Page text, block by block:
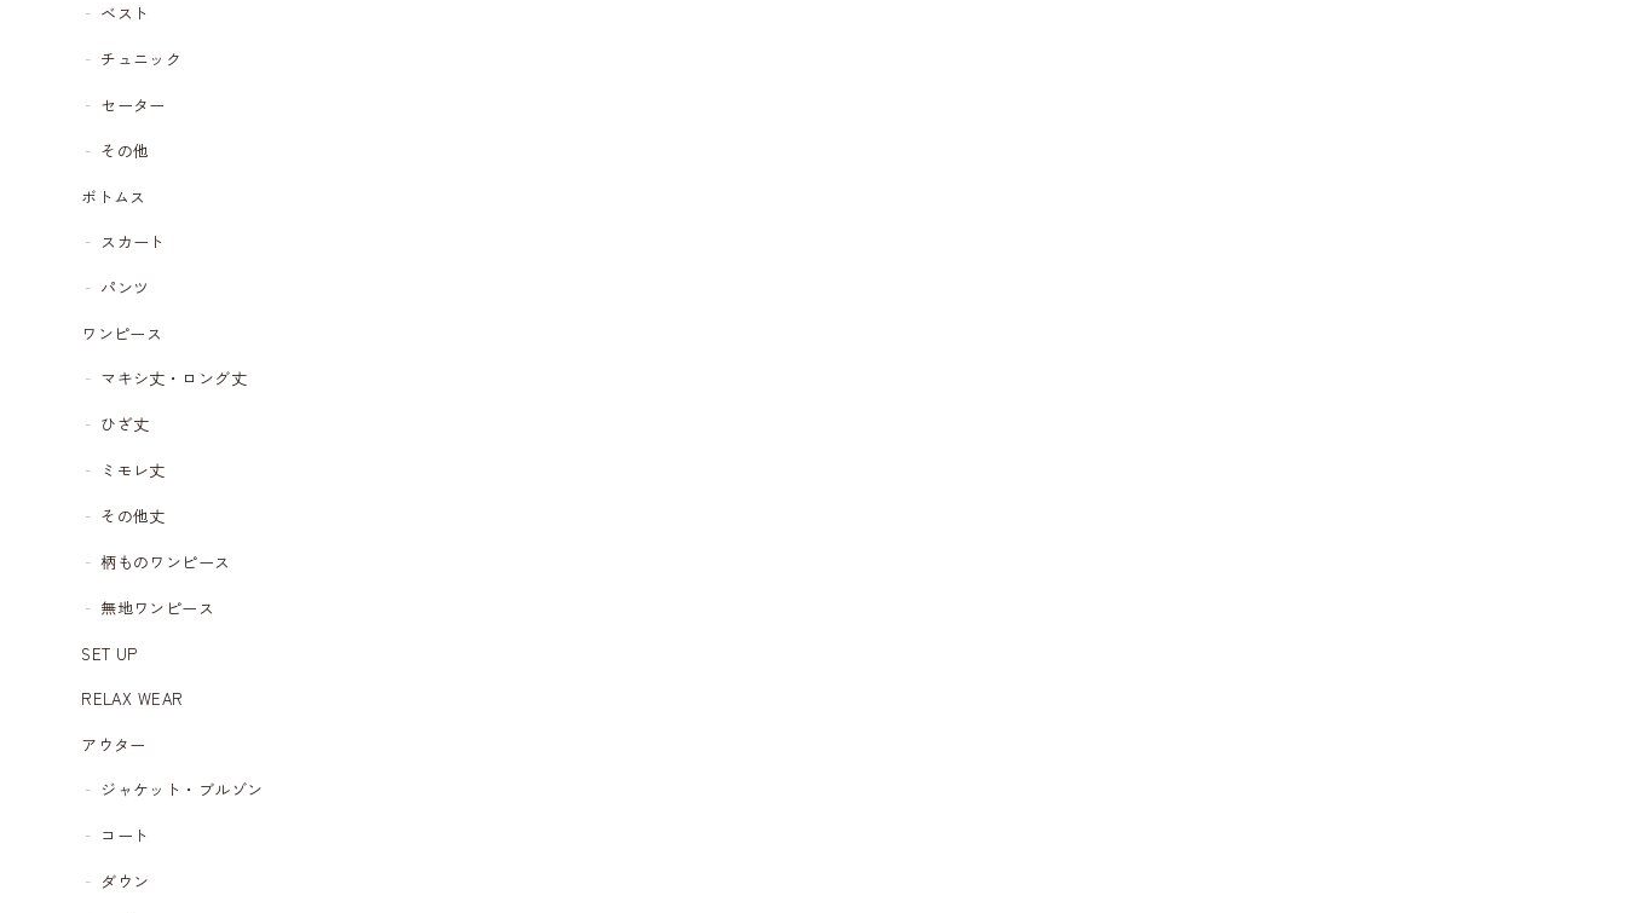
ベスト
チュニック
セーター
その他
ボトムス
スカート
パンツ
ワンピース
マキシ丈・ロング丈
ひざ丈
ミモレ丈
その他丈
柄ものワンピース
無地ワンピース
SET UP
RELAX WEAR
アウター
ジャケット・ブルゾン
コート
ダウン